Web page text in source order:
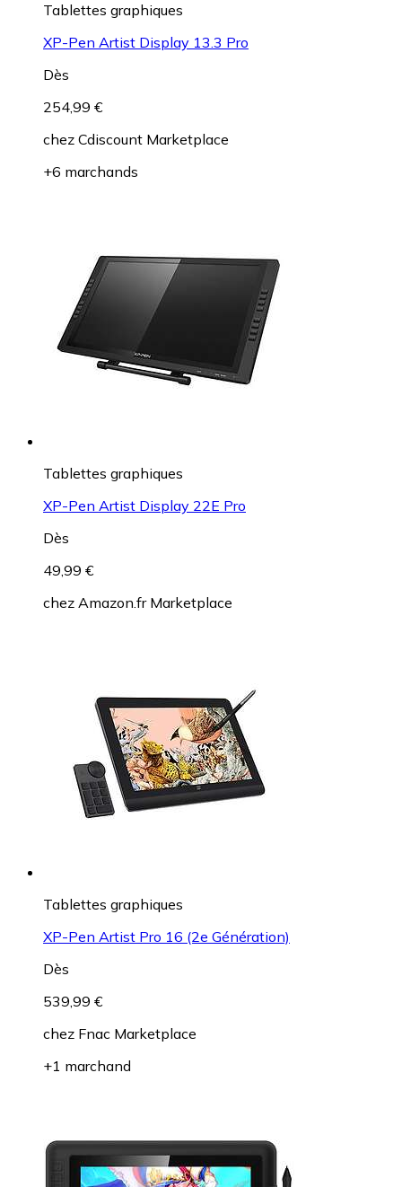
Tablettes graphiques
XP-Pen Artist Display 13.3 Pro
Dès
254,99 €
chez Cdiscount Marketplace
+6 marchands
Tablettes graphiques
XP-Pen Artist Display 22E Pro
Dès
49,99 €
chez Amazon.fr Marketplace
Tablettes graphiques
XP-Pen Artist Pro 16 (2e Génération)
Dès
539,99 €
chez Fnac Marketplace
+1 marchand